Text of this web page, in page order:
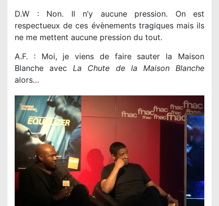
D.W : Non. Il n’y aucune pression. On est
respectueux de ces évènements tragiques mais ils
ne me mettent aucune pression du tout.
A.F. : Moi, je viens de faire sauter la Maison
Blanche avec La Chute de la Maison Blanche
alors…